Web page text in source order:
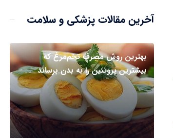
آخرین مقالات پزشکی و سلامت
بهترین روش مصرف تخم‌مرغ که
بیشترین پروتئین را به بدن برساند